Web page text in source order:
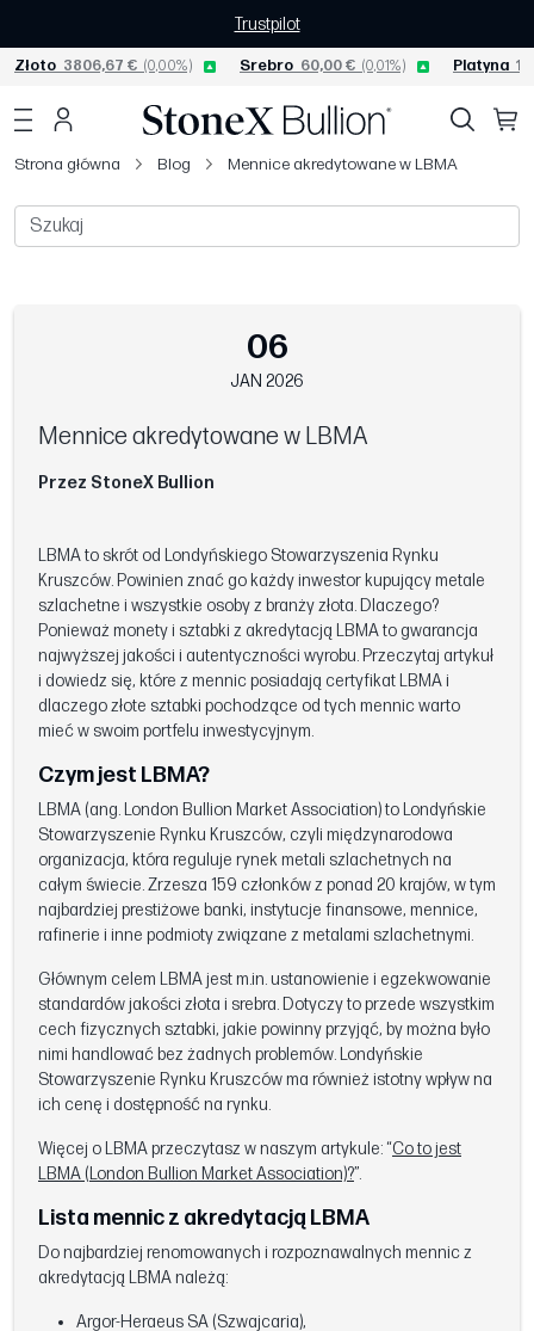
Trustpilot
Złoto 3806,67 € (0,00%) Srebro 60,00 € (0,01%) Platyna
Strona główna Blog Mennice akredytowane w LBMA
06
JAN 2026
Mennice akredytowane w LBMA
Przez StoneX Bullion
LBMA to skrót od Londyńskiego Stowarzyszenia Rynku
Kruszców. Powinien znać go każdy inwestor kupujący metale
szlachetne i wszystkie osoby z branży złota. Dlaczego?
Ponieważ monety i sztabki z akredytacją LBMA to gwarancja
najwyższej jakości i autentyczności wyrobu. Przeczytaj artykuł
i dowiedz się, które z mennic posiadają certyfikat LBMA i
dlaczego złote sztabki pochodzące od tych mennic warto
mieć w swoim portfelu inwestycyjnym.
Czym jest LBMA?
LBMA (ang. London Bullion Market Association) to Londyńskie
Stowarzyszenie Rynku Kruszców, czyli międzynarodowa
organizacja, która reguluje rynek metali szlachetnych na
całym świecie. Zrzesza 159 członków z ponad 20 krajów, w tym
najbardziej prestiżowe banki, instytucje finansowe, mennice,
rafinerie i inne podmioty związane z metalami szlachetnymi.
Głównym celem LBMA jest m.in. ustanowienie i egzekwowanie
standardów jakości złota i srebra. Dotyczy to przede wszystkim
cech fizycznych sztabki, jakie powinny przyjąć, by można było
nimi handlować bez żadnych problemów. Londyńskie
Stowarzyszenie Rynku Kruszców ma również istotny wpływ na
ich cenę i dostępność na rynku.
Więcej o LBMA przeczytasz w naszym artykule: “Co to jest
LBMA (London Bullion Market Association)?”.
Lista mennic z akredytacją LBMA
Do najbardziej renomowanych i rozpoznawalnych mennic z
akredytacją LBMA należą:
Argor-Heraeus SA (Szwajcaria),